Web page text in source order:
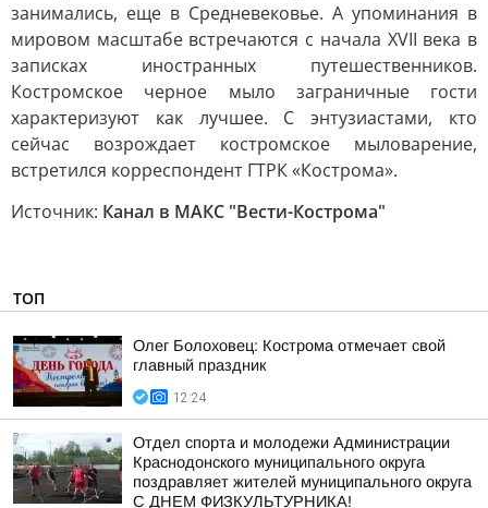
занимались, еще в Средневековье. А упоминания в
мировом масштабе встречаются с начала XVII века в
записках иностранных путешественников.
Костромское черное мыло заграничные гости
характеризуют как лучшее. С энтузиастами, кто
сейчас возрождает костромское мыловарение,
встретился корреспондент ГТРК «Кострома».
Источник: Канал в МАКС "Вести-Кострома"
ТОП
Олег Болоховец: Кострома отмечает свой
главный праздник
12:24
Отдел спорта и молодежи Администрации
Краснодонского муниципального округа
поздравляет жителей муниципального округа
С ДНЕМ ФИЗКУЛЬТУРНИКА!